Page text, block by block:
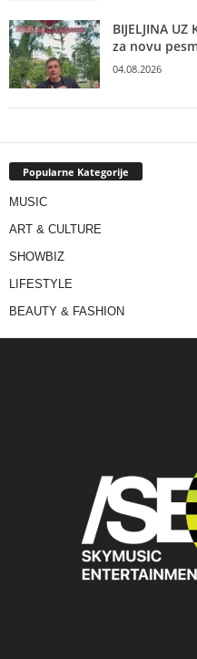
BIJELJINA
za novu
04.08.2026
Popularne Kategorije
MUSIC
ART & CULTURE
SHOWBIZ
LIFESTYLE
BEAUTY & FASHION